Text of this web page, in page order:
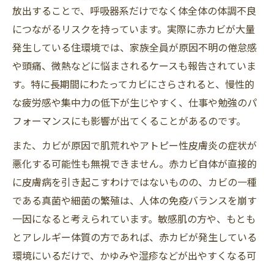
放出することで、呼吸器系だけでなく体全体の体調不良
につながるリスクを持っています。実際に赤カビが大量
発生している住環境では、家族全員が原因不明の倦怠感
や頭痛、微熱などに悩まされるケースも報告されていま
す。特に長期間にわたってカビにさらされると、慢性的
な疲労感や集中力の低下が生じやすく、仕事や勉強のパ
フォーマンスにも影響が出てくることがあるのです。
また、カビが原因で肌荒れやアトピー性皮膚炎の症状が
悪化する可能性も無視できません。赤カビ自体が直接的
に皮膚病を引き起こすわけではないものの、カビの一種
である真菌や細菌の繁殖は、人体の免疫バランスを崩す
一因になると考えられています。敏感肌の方や、もとも
とアレルギー体質の方であれば、赤カビが発生している
環境にいるだけで、かゆみや湿疹などが出やすくなる可